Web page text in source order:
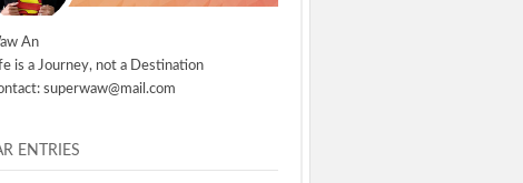
An
is a Journey, not a Destination
superwaw@mail.com
ENTRIES